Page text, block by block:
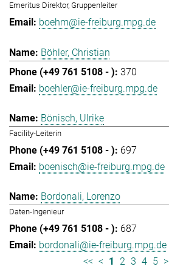
Emeritus Direktor, Gruppenleiter
boehm@ie-freiburg.mpg.de
Böhler, Christian
370
boehler@ie-freiburg.mpg.de
Bönisch, Ulrike
Facility-Leiterin
697
boenisch@ie-freiburg.mpg.de
Bordonali, Lorenzo
Daten-Ingenieur
687
bordonali@ie-freiburg.mpg.de
<< < 1 2 3 4 5 >